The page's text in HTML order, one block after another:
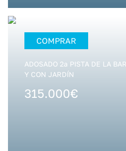
COMPRAR
ADOSADO 2ª PISTA DE LA
Y CON JARDÍN
315.000€